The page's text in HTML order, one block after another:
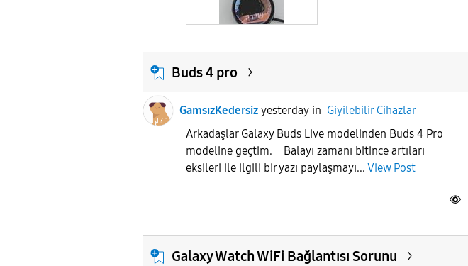
Buds 4 pro
GamsızKedersiz yesterday in Giyilebilir Cihazlar
Arkadaşlar Galaxy Buds Live modelinden Buds 4 Pro
modeline geçtim. Balayı zamanı bitince artıları
eksileri ile ilgili bir yazı paylaşmayı... View Post
Galaxy Watch WiFi Bağlantısı Sorunu